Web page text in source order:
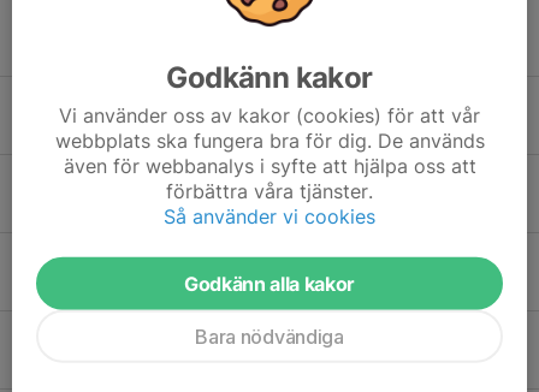
Träningstävling Bergebo onsdag 6/5
Avslutning cykling 29/9 Stångtjärn
28 sep 2025 0
26 maj 2025
Cykling Falu CK Blå Grodor
0
Borlänge Tour
Godkänn kakor
Vi använder oss av kakor (cookies) för att vår
webbplats ska fungera bra för dig. De används
även för webbanalys i syfte att hjälpa oss att
förbättra våra tjänster.
Så använder vi cookies
Godkänn alla kakor
Bara nödvändiga